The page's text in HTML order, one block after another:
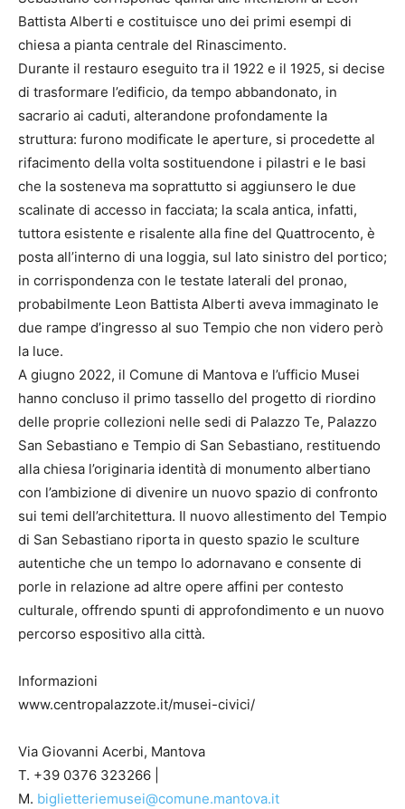
Battista Alberti e costituisce uno dei primi esempi di
chiesa a pianta centrale del Rinascimento.
Durante il restauro eseguito tra il 1922 e il 1925, si decise
di trasformare l’edificio, da tempo abbandonato, in
sacrario ai caduti, alterandone profondamente la
struttura: furono modificate le aperture, si procedette al
rifacimento della volta sostituendone i pilastri e le basi
che la sosteneva ma soprattutto si aggiunsero le due
scalinate di accesso in facciata; la scala antica, infatti,
tuttora esistente e risalente alla fine del Quattrocento, è
posta all’interno di una loggia, sul lato sinistro del portico;
in corrispondenza con le testate laterali del pronao,
probabilmente Leon Battista Alberti aveva immaginato le
due rampe d’ingresso al suo Tempio che non videro però
la luce.
A giugno 2022, il Comune di Mantova e l’ufficio Musei
hanno concluso il primo tassello del progetto di riordino
delle proprie collezioni nelle sedi di Palazzo Te, Palazzo
San Sebastiano e Tempio di San Sebastiano, restituendo
alla chiesa l’originaria identità di monumento albertiano
con l’ambizione di divenire un nuovo spazio di confronto
sui temi dell’architettura. Il nuovo allestimento del Tempio
di San Sebastiano riporta in questo spazio le sculture
autentiche che un tempo lo adornavano e consente di
porle in relazione ad altre opere affini per contesto
culturale, offrendo spunti di approfondimento e un nuovo
percorso espositivo alla città.
Informazioni
www.centropalazzote.it/musei-civici/
Via Giovanni Acerbi, Mantova
T. +39 0376 323266 |
M. biglietteriemusei@comune.mantova.it